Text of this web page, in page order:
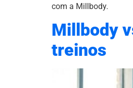
com a Millbody.
Millbody
treinos